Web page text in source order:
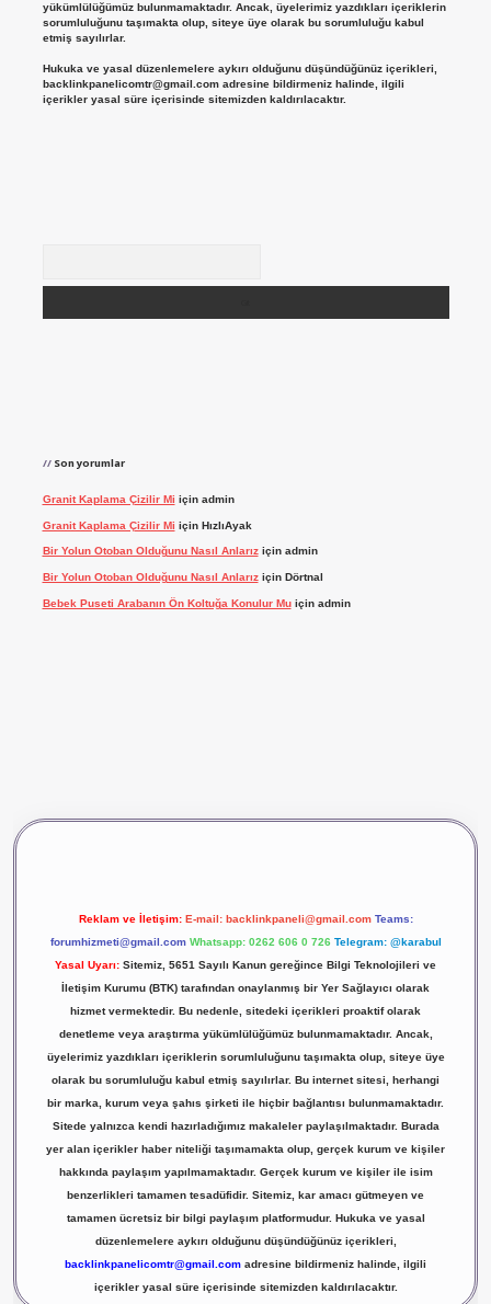
yükümlülüğümüz bulunmamaktadır. Ancak, üyelerimiz yazdıkları içeriklerin
sorumluluğunu taşımakta olup, siteye üye olarak bu sorumluluğu kabul
etmiş sayılırlar.
Hukuka ve yasal düzenlemelere aykırı olduğunu düşündüğünüz içerikleri,
backlinkpanelicomtr@gmail.comadresine bildirmeniz halinde, ilgili
içerikler yasal süre içerisinde sitemizden kaldırılacaktır.
Son yorumlar
Granit Kaplama Çizilir Mi için admin
Granit Kaplama Çizilir Mi için HızlıAyak
Bir Yolun Otoban Olduğunu Nasıl Anlarıziçin admin
Bir Yolun Otoban Olduğunu Nasıl Anlarıziçin Dörtnal
Bebek Puseti Arabanın Ön Koltuğa Konulur Muiçin admin
Reklam ve İletişim: E-mail: backlinkpaneli@gmail.com Teams:
forumhizmeti@gmail.com Whatsapp: 0262 606 0 726 Telegram: @karabul
Yasal Uyarı: Sitemiz, 5651 Sayılı Kanun gereğince Bilgi Teknolojileri ve
İletişim Kurumu (BTK) tarafından onaylanmış bir Yer Sağlayıcı olarak
hizmet vermektedir. Bu nedenle, sitedeki içerikleri proaktif olarak
denetleme veya araştırma yükümlülüğümüz bulunmamaktadır. Ancak,
üyelerimiz yazdıkları içeriklerin sorumluluğunu taşımakta olup, siteye üye
olarak bu sorumluluğu kabul etmiş sayılırlar. Bu internet sitesi, herhangi
bir marka, kurum veya şahıs şirketi ile hiçbir bağlantısı bulunmamaktadır.
Sitede yalnızca kendi hazırladığımız makaleler paylaşılmaktadır. Burada
yer alan içerikler haber niteliği taşımamakta olup, gerçek kurum ve kişiler
hakkında paylaşım yapılmamaktadır. Gerçek kurum ve kişiler ile isim
benzerlikleri tamamen tesadüfidir. Sitemiz, kar amacı gütmeyen ve
tamamen ücretsiz bir bilgi paylaşım platformudur. Hukuka ve yasal
düzenlemelere aykırı olduğunu düşündüğünüz içerikleri,
backlinkpanelicomtr@gmail.com adresine bildirmeniz halinde, ilgili
içerikler yasal süre içerisinde sitemizden kaldırılacaktır.